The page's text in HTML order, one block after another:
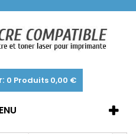
0 Produits 0,00 €